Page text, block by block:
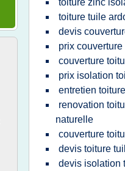
toiture zinc
toiture tuile
devis
prix
couverture
prix isolation
entretien
renovation
naturelle
couverture
devis toiture
devis isolation